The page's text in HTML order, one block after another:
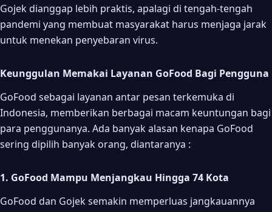
3. Dapatkan Email Balasan Kerja Sama
4. Bagaimana Bagi Pemilik Resto yang Belum Mempunyai
NPWP?
7. Tunggu Konfirmasi Pihak Gojek
Gojek dianggap lebih praktis, apalagi di tengah-tengah
pandemi yang membuat masyarakat harus menjaga jarak
untuk menekan penyebaran virus.
Keunggulan Memakai Layanan GoFood Bagi Pengguna
GoFood sebagai layanan antar pesan terkemuka di
Indonesia, memberikan berbagai macam keuntungan bagi
para penggunanya. Ada banyak alasan kenapa GoFood
sering dipilih banyak orang, diantaranya :
1. GoFood Mampu Menjangkau Hingga 74 Kota
GoFood dan Gojek semakin memperluas jangkauannya